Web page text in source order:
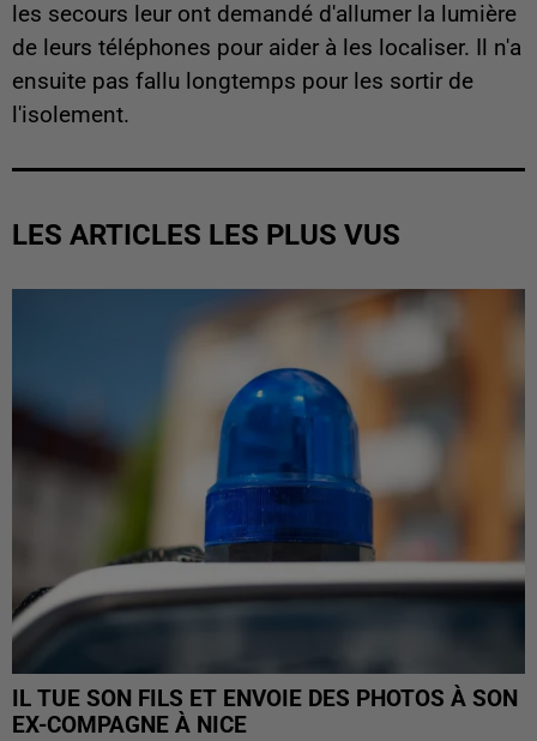
les secours leur ont demandé d'allumer la lumière
de leurs téléphones pour aider à les localiser. Il n'a
ensuite pas fallu longtemps pour les sortir de
l'isolement.
LES ARTICLES LES PLUS VUS
IL TUE SON FILS ET ENVOIE DES PHOTOS À SON
EX-COMPAGNE À NICE